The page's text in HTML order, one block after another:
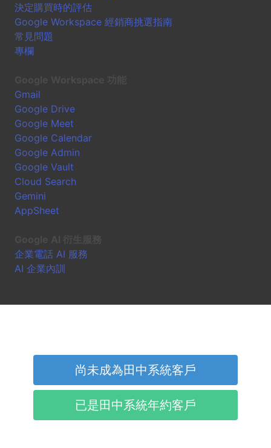
決定購買時的評估
Google Workspace 經銷商挑選指南
常見問題
專欄
Gmail
Google Drive
Google Meet
Google Calendar
Google Admin
Google Vault
Cloud Search
Gemini
AppSheet
企業電話 AI 服務
AI 企業內訓
尚未成為田中系統客戶
已是田中系統年約客戶